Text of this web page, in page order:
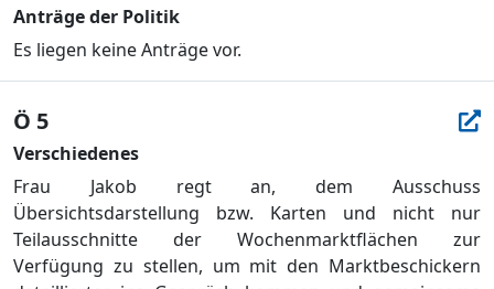
Anträge der Politik
Es liegen keine Anträge vor.
Ö 5
Verschiedenes
Frau Jakob regt an, dem Ausschuss
Übersichtsdarstellung bzw. Karten und nicht nur
Teilausschnitte der Wochenmarktflächen zur
Verfügung zu stellen, um mit den Marktbeschickern